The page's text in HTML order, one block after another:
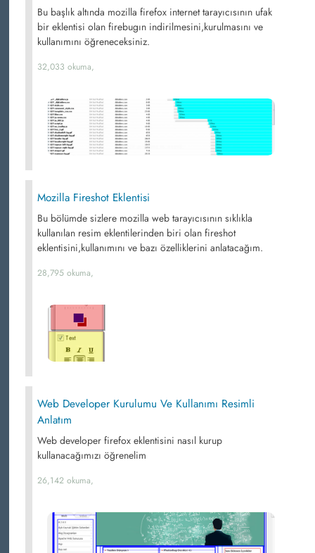
Bu başlık altında mozilla firefox internet tarayıcısının ufak
bir eklentisi olan firebugın indirilmesini,kurulmasını ve
kullanımını öğreneceksiniz.
32,033 okuma,
Mozilla Fireshot Eklentisi
Bu bölümde sizlere mozilla web tarayıcısının sıklıkla
kullanılan resim eklentilerinden biri olan fireshot
eklentisini,kullanımını ve bazı özelliklerini anlatacağım.
28,795 okuma,
Web Developer Kurulumu Ve Kullanımı Resimli
Anlatım
Web developer firefox eklentisini nasıl kurup
kullanacağımızı öğrenelim
26,142 okuma,